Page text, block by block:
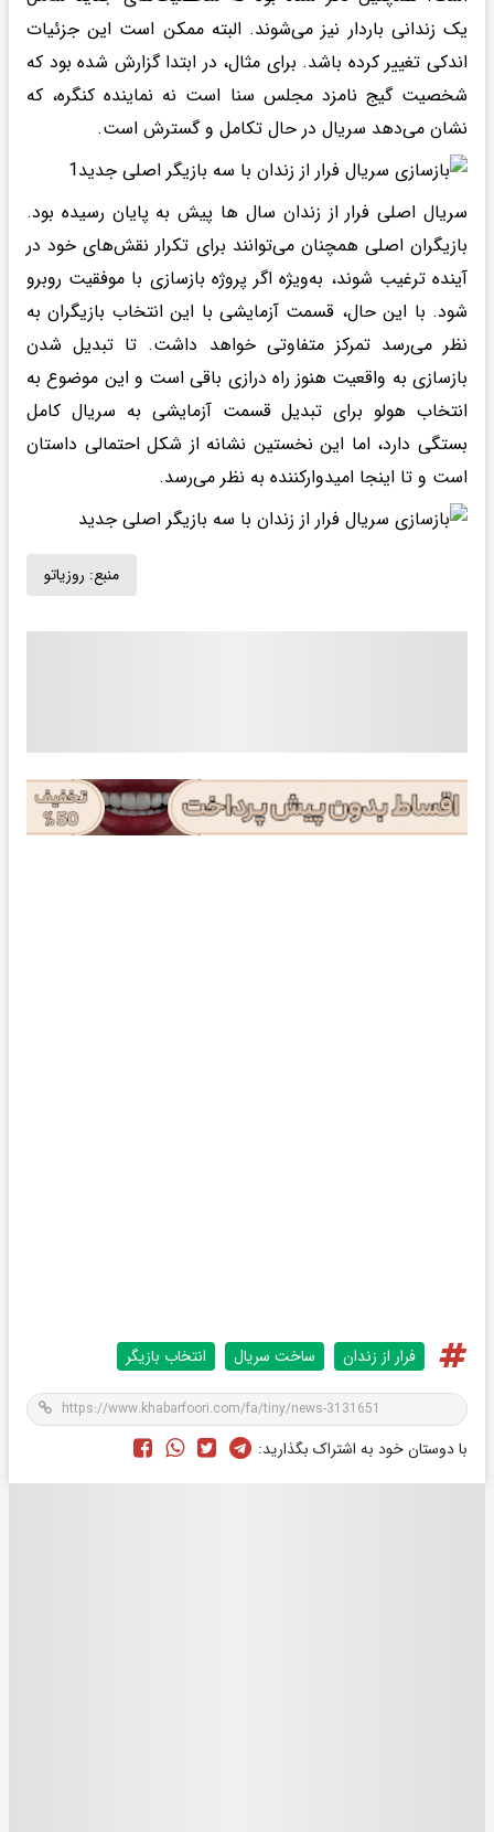
یک زندانی باردار نیز می‌شوند. البته ممکن است این جزئیات
اندکی تغییر کرده باشد. برای مثال، در ابتدا گزارش شده بود که
شخصیت گیج نامزد مجلس سنا است نه نماینده کنگره، که
نشان می‌دهد سریال در حال تکامل و گسترش است.
سریال اصلی فرار از زندان سال ها پیش به پایان رسیده بود.
بازیگران اصلی همچنان می‌توانند برای تکرار نقش‌های خود در
آینده ترغیب شوند، به‌ویژه اگر پروژه بازسازی با موفقیت روبرو
شود. با این حال، قسمت آزمایشی با این انتخاب بازیگران به
نظر می‌رسد تمرکز متفاوتی خواهد داشت. تا تبدیل شدن
بازسازی به واقعیت هنوز راه درازی باقی است و این موضوع به
انتخاب هولو برای تبدیل قسمت آزمایشی به سریال کامل
بستگی دارد، اما این نخستین نشانه از شکل احتمالی داستان
است و تا اینجا امیدوارکننده به نظر می‌رسد.
منبع: روزیاتو
فرار از زندان ساخت سریال انتخاب بازیگر
با دوستان خود به اشتراک بگذارید: